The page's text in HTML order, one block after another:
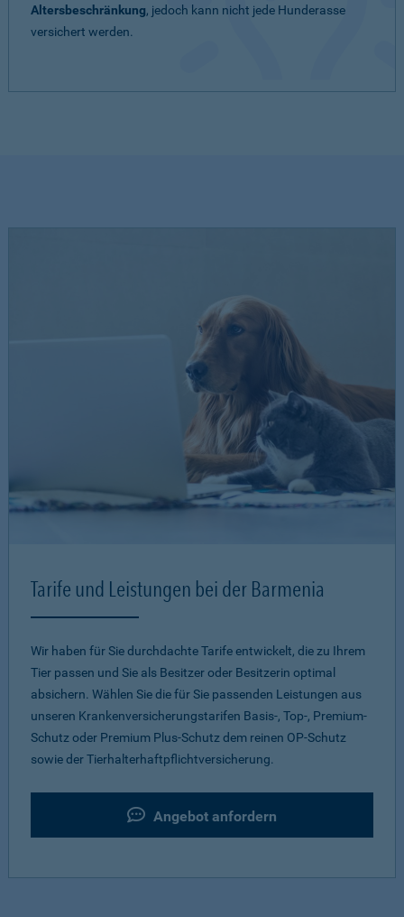
Altersbeschränkung, jedoch kann nicht jede Hunderasse
versichert werden.
Tarife und Leistungen bei der Barmenia
Wir haben für Sie durchdachte Tarife entwickelt, die zu Ihrem
Tier passen und Sie als Besitzer oder Besitzerin optimal
absichern. Wählen Sie die für Sie passenden Leistungen aus
unseren Krankenversicherungstarifen Basis-, Top-, Premium-
Schutz oder Premium Plus-Schutz dem reinen OP-Schutz
sowie der Tierhalterhaftpflichtversicherung.
Angebot anfordern